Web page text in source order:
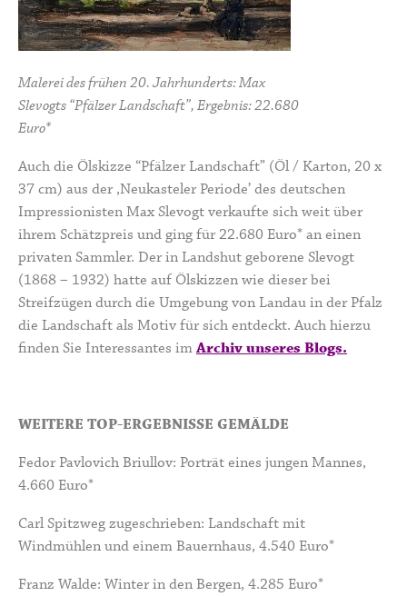
Malerei des frühen 20. Jahrhunderts: Max
Slevogts “Pfälzer Landschaft”, Ergebnis: 22.680
Euro*
Auch die Ölskizze “Pfälzer Landschaft” (Öl / Karton, 20 x
37 cm) aus der ,Neukasteler Periode’ des deutschen
Impressionisten Max Slevogt verkaufte sich weit über
ihrem Schätzpreis und ging für 22.680 Euro* an einen
privaten Sammler. Der in Landshut geborene Slevogt
(1868 – 1932) hatte auf Ölskizzen wie dieser bei
Streifzügen durch die Umgebung von Landau in der Pfalz
die Landschaft als Motiv für sich entdeckt. Auch hierzu
finden Sie Interessantes imArchiv unseres Blogs.
WEITERE TOP-ERGEBNISSE GEMÄLDE
Fedor Pavlovich Briullov: Porträt eines jungen Mannes,
4.660 Euro*
Carl Spitzweg zugeschrieben: Landschaft mit
Windmühlen und einem Bauernhaus, 4.540 Euro*
Franz Walde: Winter in den Bergen, 4.285 Euro*